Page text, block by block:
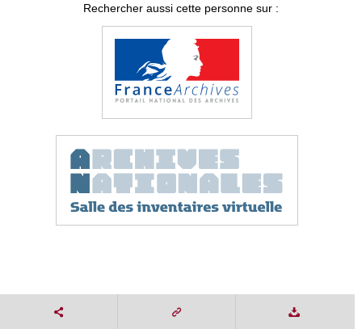
Rechercher aussi cette personne sur :